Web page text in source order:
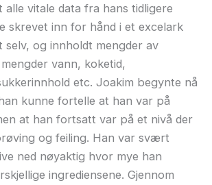
alle vitale data fra hans tidligere
skrevet inn for hånd i et excelark
selv, og innholdt mengder av
vann, koketid,
etc. Joakim begynte nå
kunne fortelle at han var på
at han fortsatt var på et nivå der
og feiling. Han var svært
ned nøyaktig hvor mye han
ingrediensene. Gjennom